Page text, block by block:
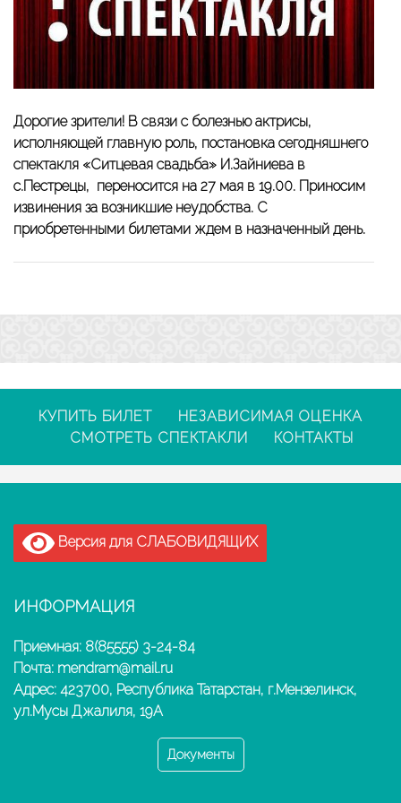
Дорогие зрители! В связи с болезнью актрисы,
исполняющей главную роль, постановка сегодняшнего
спектакля «Ситцевая свадьба» И.Зайниева в
с.Пестрецы, переносится на 27 мая в 19.00. Приносим
извинения за возникшие неудобства. С
приобретенными билетами ждем в назначенный день.
КУПИТЬ БИЛЕТ
НЕЗАВИСИМАЯ ОЦЕНКА
СМОТРЕТЬ СПЕКТАКЛИ
КОНТАКТЫ
Версия для СЛАБОВИДЯЩИХ
ИНФОРМАЦИЯ
Приемная: 8(85555) 3-24-84
Почта: mendram@mail.ru
Адрес: 423700, Республика Татарстан, г.Мензелинск,
ул.Мусы Джалиля, 19А
Документы